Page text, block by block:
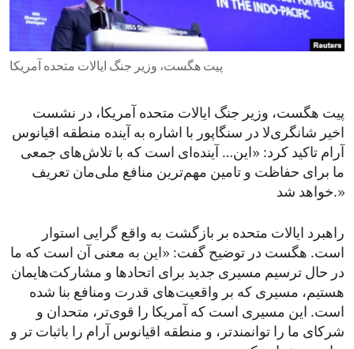
ENVIRONMENT AND HEALTH
IDEALS AND INSTITUTIONS
پیت هگست، وزیر جنگ ایالات متحده‌ آمریکا
پیت هگست، وزیر جنگ ایالات متحده‌ آمریکا، در نشست
اخیر شانگری‌لا در سنگاپور با اشاره به آینده‌ منطقه‌ اقیانوس
آرام تاکید کرد: «این… آینده‌ای است که با تلاش‌های جمعی
ما برای حفاظت و تامین مهم‌ترین منافع ملی‌مان تعریف
خواهد شد.»
راهبرد ایالات متحده بر بازگشت به واقع‌ گرایی استوار
است. هگست در توضیح گفت: «این به معنی آن است که ما
در حال ترسیم مسیری جدید برای اتحادها و مشارکت‌هایمان
هستیم، مسیری که بر واقعیت‌های قدرت ومنافع بنا شده
است. این مسیری است که آمریکا را قوی‌تر، متحدان و
شرکای ما را توانمند‌تر، و منطقه‌ اقیانوس آرام را باثبات ‌تر و